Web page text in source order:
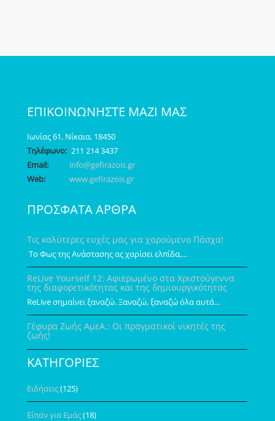
ΕΠΙΚΟΙΝΩΝΗΣΤΕ ΜΑΖΙ ΜΑΣ
Ιωνίας 61, Νίκαια, 18450
Τηλέφωνο:211 214 3437
Email:
info@gefirazois.gr
Web:
www.gefirazois.gr
ΠΡΟΣΦΑΤΑ ΑΡΘΡΑ
Τις καλύτερες ευχές μας για χαρούμενο Πάσχα!
Το Φως της Ανάστασης ας χαρίσει ελπίδα,...
ReLive Yourself 12: Αφιερωμένο στα Χριστούγεννα
της διαφορετικότητας και της δημιουργικότητας
ReLive σημαίνει ξαναζώ. Ξαναζώ, ξαναζώ όλα αυτά...
Γέφυρα Ζωής ΑμεΑ.: Οι πραγματικοί νικητές της
ζωής!
ΚΑΤΗΓΟΡΙΕΣ
Ειδήσεις(125)
Είπαν για Εμάς(18)